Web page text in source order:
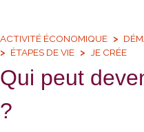
ACTIVITÉ ÉCONOMIQUE
ÉTAPES DE VIE
JE CRÉE
Qui peut
?